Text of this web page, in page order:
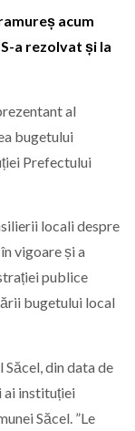
acum
a rezolvat și la
al
bugetului
Prefectului
locali despre
vigoare și a
publice
bugetului local
din data de
ai instituției
Săcel. ”Le